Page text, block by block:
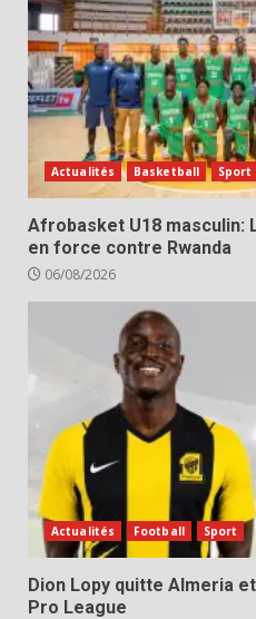
Actualités Basketball Sport
Afrobasket U18 masculin:
en force contre Rwanda
06/08/2026
Actualités Football Sport
Dion Lopy quitte Almeria
Pro League